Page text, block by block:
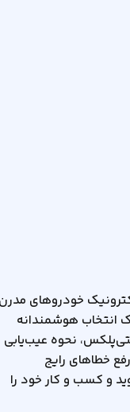
خودروهای
انتخاب هوشمندانه
نحوه عیب‌یابی
خطاهای رایج
و کسب‌ و کار خود را